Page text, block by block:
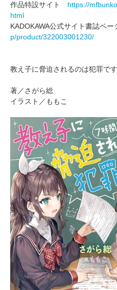
作品特設サイト https://
html
KADOKAWA公式サイト書誌ペ
p/product/322003001230/
教え子に脅迫されるのは犯罪で
著／さがら総
イラスト／ももこ